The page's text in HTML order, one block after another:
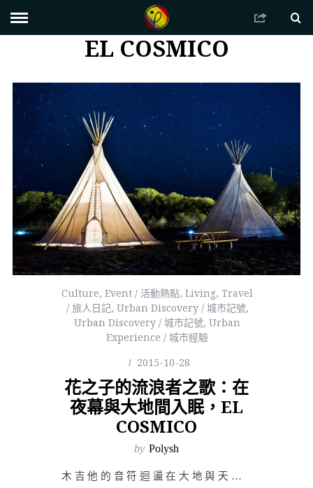
EL COSMICO
Culture,Event / 活動熱點,Living,Travel
/ 旅人日記, Urban Discovery / 城市記號,
Urban Discovery / 城市記號,Urban
Experience / 城市經驗
2015-10-28
花之子的流浪者之歌：在
夜幕與大地間入眠，EL
COSMICO
by Polysh
木吉他的音符迴盪在大地與天幕間，游牧詩人唱著民謠與印地安人的古老故事；營地帳篷外，廣闊沙丘與山脈，天…